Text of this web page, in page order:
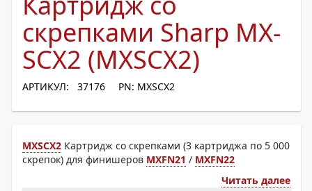
скрепками Sharp MX-
SCX2 (MXSCX2)
АРТИКУЛ: 37176 PN: MXSCX2
MXSCX2 Картридж со скрепками (3 картриджа по 5 000
скрепок) для финишеров MXFN21 / MXFN22
Читать далее